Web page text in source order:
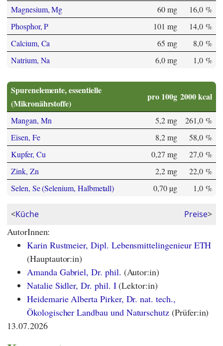
Magnesium, Mg
60 mg
16,0 %
Phosphor, P
101 mg
14,0 %
Calcium, Ca
65 mg
8,0 %
Natrium, Na
6,0 mg 1,0 %
Spurenelemente, essentielle
(Mikronährstoffe)
pro 100g 2000 kcal
Mangan, Mn 5,2 mg
261,0 %
Eisen, Fe
8,2 mg
58,0 %
Kupfer, Cu
0,27 mg
27,0 %
Zink, Zn
2,2 mg
22,0 %
Selen, Se (Selenium, Halbmetall)
0,70 µg 1,0 %
<Küche Preise>
AutorInnen:
Karin Rustmeier, Dipl. Lebensmittelingenieur ETH
(Hauptautor:in)
Amanda Gabriel, Dr. phil. (Autor:in)
Natalie Sidler, Dr. phil. I(Lektor:in)
Heidemarie Alberta Pirker, Dr. nat. tech.,
Ökologischer Landbau und Naturschutz (Prüfer:in)
13.07.2026